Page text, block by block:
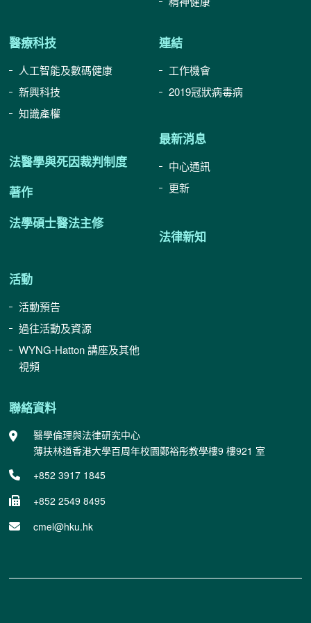
醫療科技
人工智能及數碼健康
新興科技
知識產權
法醫學與死因裁判制度
著作
法學碩士醫法主修
活動
活動預告
過往活動及資源
WYNG-Hatton 講座及其他
視頻
連結
工作機會
2019冠狀病毒病
最新消息
中心通訊
更新
法律新知
聯絡資料
醫學倫理與法律研究中心
薄扶林道香港大學百周年校園鄭裕彤教學樓9 樓921 室
+852 3917 1845
+852 2549 8495
cmel@hku.hk